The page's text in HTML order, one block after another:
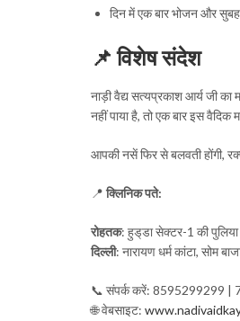
दिन में एक बार भोजन और
📌विशेष संदेश
नाड़ी वैद्य सत्यप्रकाश आर्य जी
नहीं पाया है, तो एक बार इस वैदिक
आपकी नसें फिर से बलवती होंगी,
📍क्लिनिक पते:
रोहतक: हुड्‌डा सेक्टर-1 की
दिल्ली: नारायण धर्म कांटा, सोम
📞 संपर्क करें: 8595299299 |
🌐 वेबसाइट: